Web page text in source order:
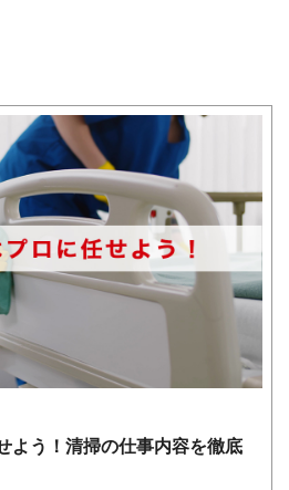
よう！清掃の仕事内容を徹底